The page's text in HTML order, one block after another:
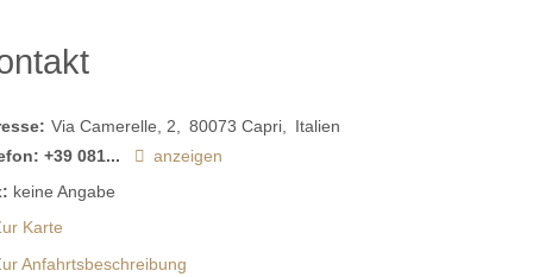
Via Camerelle, 2 80073 Capri
Italien
+39 081...
anzeigen
keine Angabe
Karte
Anfahrtsbeschreibung